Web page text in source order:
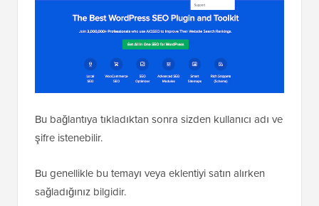
Bu bağlantıya tıkladıktan sonra sizden kullanıcı adı ve
şifre istenebilir.
Bu genellikle bu temayı veya eklentiyi satın alırken
sağladığınız bilgidir.